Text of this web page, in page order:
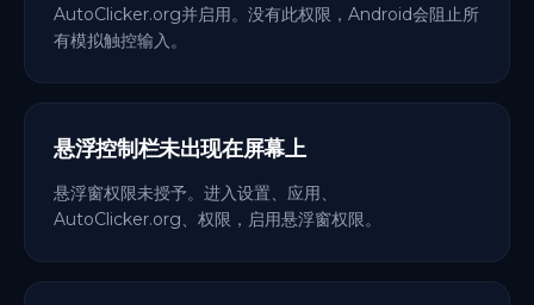
AutoClicker.org并启用。没有此权限，Android会阻止所
有模拟触控输入。
悬浮控制栏未出现在屏幕上
悬浮窗权限未授予。进入设置、应用、
AutoClicker.org、权限，启用悬浮窗权限。